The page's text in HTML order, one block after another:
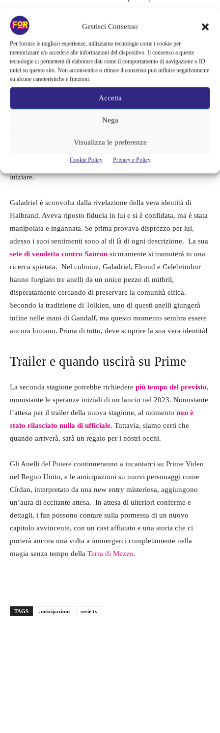
Gestisci Consenso
Per fornire le migliori esperienze, utilizziamo tecnologie come i cookie per
memorizzare e/o accedere alle informazioni del dispositivo. Il consenso a queste
tecnologie ci permetterà di elaborare dati come il comportamento di navigazione o ID
unici su questo sito. Non acconsentire o ritirare il consenso può influire negativamente
su alcune caratteristiche e funzioni.
Accetta
Nega
Visualizza le preferenze
Cookie Policy Privacy e Policy
completamente narrato.
La trama della seconda stagione promette scontri con Sauron,
con un focus sulle conseguenze dello
smascheramento di
Halbrand.Galadriel e altri personaggi principali affronteranno
un percorso più oscuro e spaventoso, secondo la produttrice
esecutiva Lindsey Weber. Sauron si è insediato a Mordor.
L’ultima volta che ci siamo stati, Adar e i suoi compagni orchi
gli abitanti delle Terre del Sud, molti dei quali sono stati
crudelmente mutilati o bruciati nel fuoco implacabile del Monte
la Terra di Mezzo, e Mordor sembra essere il luogo ideale per
iniziare.
Galadriel è sconvolta dalla rivelazione della vera identità di
Halbrand. Aveva riposto fiducia in lui e si è confidata, ma è stata
manipolata e ingannata. Se prima provava disprezzo per lui,
adesso i suoi sentimenti sono al di là di ogni descrizione. La sua
sete di vendetta contro Sauron sicuramente si tramuterà in una
ricerca spietata. Nel culmine, Galadriel, Elrond e Celebrimbor
hanno forgiato tre anelli da un unico pezzo di mithril,
disperatamente cercando di preservare la comunità elfica.
Secondo la tradizione di Tolkien, uno di questi anelli giungerà
infine nelle mani di Gandalf, ma questo momento sembra essere
ancora lontano. Prima di tutto, deve scoprire la sua vera identità!
Trailer e quando uscirà su Prime
La seconda stagione potrebbe richiedere più tempo del previsto,
nonostante le speranze iniziali di un lancio nel 2023. Nonostante
l’attesa per il trailer della nuova stagione, al momento non è
stato rilasciato nulla di ufficiale. Tuttavia, siamo certi che
quando arriverà, sarà un regalo per i nostri occhi.
Gli Anelli del Potere continueranno a incantarci su Prime Video
nel Regno Unito, e le anticipazioni su nuovi personaggi come
Círdan, interpretato da una new entry misteriosa, aggiungono
un’aura di eccitante attesa. In attesa di ulteriori conferme e
dettagli, i fan possono contare sulla promessa di un nuovo
capitolo avvincente, con un cast affiatato e una storia che ci
porterà ancora una volta a immergerci completamente nella
magia senza tempo della Terra di Mezzo.
TAGS anticipazioni serie tv